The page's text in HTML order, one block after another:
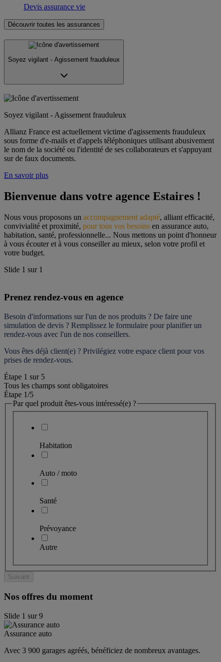
Devis assurance vie
Découvrir toutes les assurances
Soyez vigilant - Agissement frauduleux
Soyez vigilant - Agissement frauduleux
Allianz France est actuellement victime d'agissements frauduleux
sous forme d'e-mails et d'appels téléphoniques utilisant abusivement
le nom de la société ou l'identité de ses collaborateurs et s'appuyant
sur de faux documents.
En savoir plus
Bienvenue dans votre agence Estaires !
Nous vous proposons un accompagnement adapté, alliant efficacité,
convivialité et proximité, pour tous vos besoins en assurance auto,
habitation, santé, professionnelle... Nous mettons un point d'honneur
à vous écouter et à vous conseiller au mieux, selon votre profil et
votre budget.
Slide 1 sur 1
Prenez rendez-vous en agence
Besoin d'informations sur l'un de nos produits ? De faire une
simulation de devis ? Remplissez le formulaire pour planifier un
rendez-vous avec l'un de nos conseillers.
Vous êtes déjà client(e) ? Privilégiez votre espace client pour vos
prises de rendez-vous.
Étape 1 sur 5
Tous les champs sont obligatoires
Étape 1/5
Par quel produit êtes-vous intéressé(e) ?
Habitation
Auto / moto
Santé
Prévoyance
Autre
Suivant
Nos offres du moment
Slide 1 sur9
Assurance auto
Avec 3 900 garages agréés, bénéficiez de nombreux avantages.